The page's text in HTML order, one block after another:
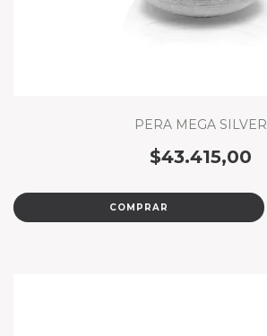
PERA MEGA SILVER
$43.415,00